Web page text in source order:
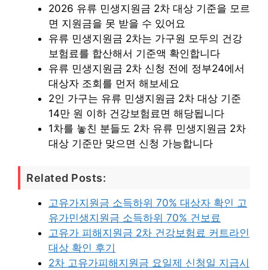
2026 유류 민생지원금 2차 대상 기준을 모르
면 지원금을 못 받을 수 있어요
유류 민생지원금 2차는 가구원 모두의 건강
보험료를 합산해서 기준액 확인합니다
유류 민생지원금 2차 신청 전에 정부24에서
대상자 조회를 먼저 해보세요
2인 가구는 유류 민생지원금 2차 대상 기준
14만 원 이하 건강보험료면 해당됩니다
1차를 놓친 분들도 2차 유류 민생지원금 2차
대상 기준만 맞으면 신청 가능합니다
Related Posts:
고유가지원금 소득하위 70% 대상자 확인 고
유가민생지원금 소득하위 70% 건보료
고유가 피해지원금 2차 건강보험료 커트라인
대상 확인 후기
2차 고유가피해지원금 요일제 신청일 지급시